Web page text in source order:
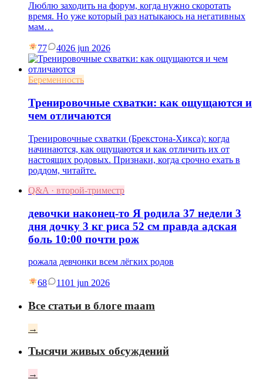
Люблю заходить на форум, когда нужно скоротать
время. Но уже который раз натыкаюсь на негативных
мам…
77 4026 jun 2026
Беременность
Тренировочные схватки: как ощущаются и
чем отличаются
Тренировочные схватки (Брекстона-Хикса): когда
начинаются, как ощущаются и как отличить их от
настоящих родовых. Признаки, когда срочно ехать в
роддом, читайте.
Q&A · второй-триместр
девочки наконец-то Я родила 37 недели 3
дня дочку 3 кг риса 52 см правда адская
боль 10:00 почти рож
рожала девчонки всем лёгких родов
68 1101 jun 2026
Все статьи в блоге maam
→
Тысячи живых обсуждений
→